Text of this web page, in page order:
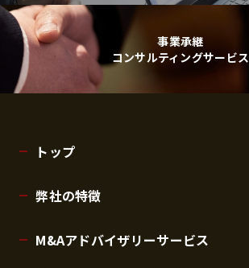
事業承継
コンサルティングサービス
トップ
弊社の特徴
M&Aアドバイザリーサービス